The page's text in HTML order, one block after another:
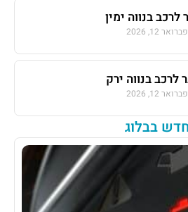
לרכב בנווה ימין
פברואר 12, 2026
לרכב בנווה ירק
פברואר 12, 2026
חדש בבלוג